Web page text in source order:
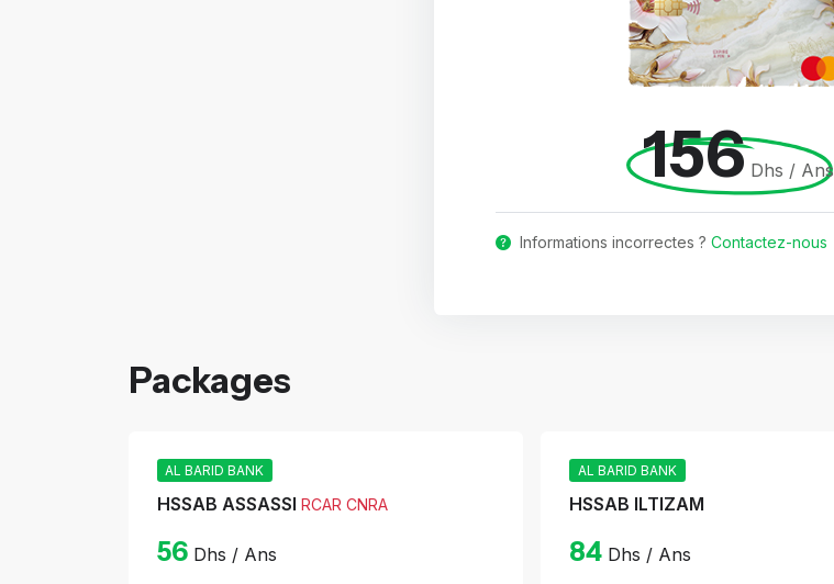
156 Dhs / Ans
Informations incorrectes ? Contactez-nous
Packages
AL BARID BANK
HSSAB ASSASSI RCAR CNRA
56Dhs / Ans
AL BARID BANK
HSSAB ILTIZAM
84Dhs / Ans